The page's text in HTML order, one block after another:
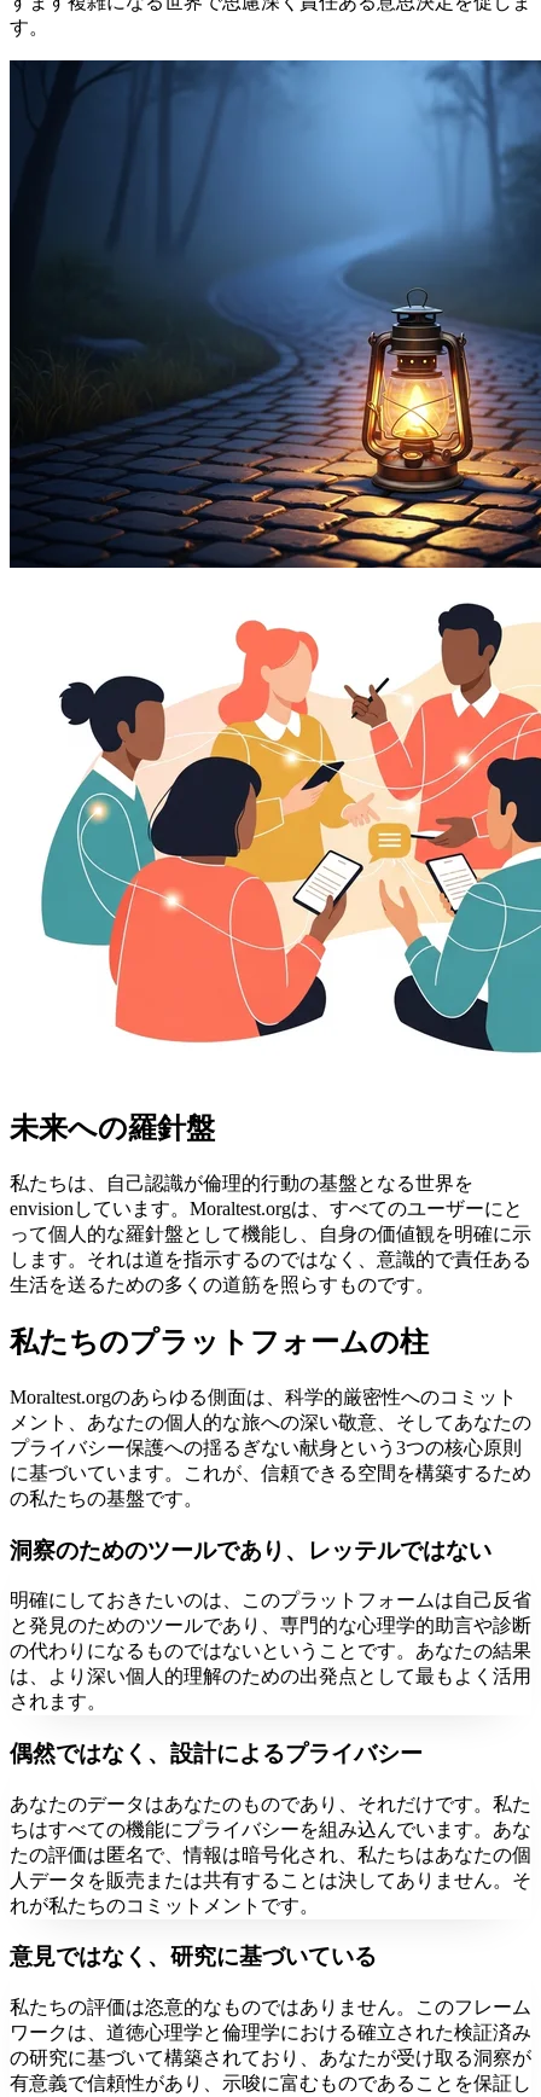
す。
未来への羅針盤
私たちは、自己認識が倫理的行動の基盤となる世界を
envisionしています。Moraltest.orgは、すべてのユーザーにと
って個人的な羅針盤として機能し、自身の価値観を明確に示
します。それは道を指示するのではなく、意識的で責任ある
生活を送るための多くの道筋を照らすものです。
私たちのプラットフォームの柱
Moraltest.orgのあらゆる側面は、科学的厳密性へのコミット
メント、あなたの個人的な旅への深い敬意、そしてあなたの
プライバシー保護への揺るぎない献身という3つの核心原則
に基づいています。これが、信頼できる空間を構築するため
の私たちの基盤です。
洞察のためのツールであり、レッテルではない
明確にしておきたいのは、このプラットフォームは自己反省
と発見のためのツールであり、専門的な心理学的助言や診断
の代わりになるものではないということです。あなたの結果
は、より深い個人的理解のための出発点として最もよく活用
されます。
偶然ではなく、設計によるプライバシー
あなたのデータはあなたのものであり、それだけです。私た
ちはすべての機能にプライバシーを組み込んでいます。あな
たの評価は匿名で、情報は暗号化され、私たちはあなたの個
人データを販売または共有することは決してありません。そ
れが私たちのコミットメントです。
意見ではなく、研究に基づいている
私たちの評価は恣意的なものではありません。このフレーム
ワークは、道徳心理学と倫理学における確立された検証済み
の研究に基づいて構築されており、あなたが受け取る洞察が
有意義で信頼性があり、示唆に富むものであることを保証し